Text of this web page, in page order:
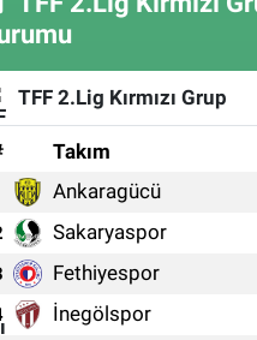
TFF 2.Lig Kırmızı Grup
Takım
Ankaragücü
Sakaryaspor
Fethiyespor
İnegölspor